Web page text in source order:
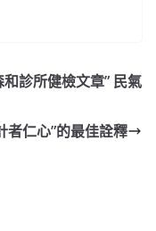
診所健檢文章” 民氣
者仁心”的最佳詮釋